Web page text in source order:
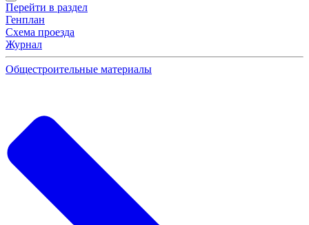
Перейти в раздел
Генплан
Схема проезда
Журнал
Общестроительные материалы